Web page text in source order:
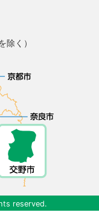
除く）
reserved.